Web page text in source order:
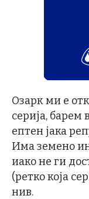
Озарк ми е
серија,
ептен јака
Има земено
иако не ги
(ретко која
нив.